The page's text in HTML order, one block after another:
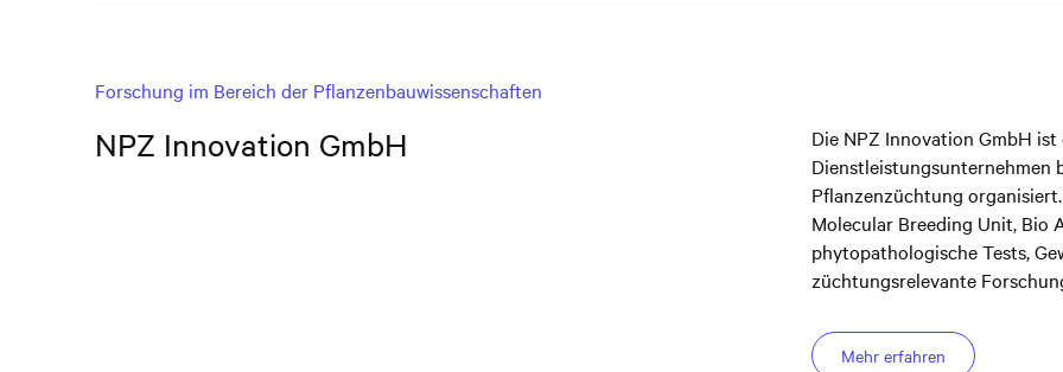
Forschung im Bereich der Pflanzenbauwissenschaften
NPZ Innovation GmbH
Die NPZ Innovation GmbH
Dienstleistungsunternehmen
Pflanzenzüchtung
Molecular Breeding Unit, Bio
phytopathologische Tests,
züchtungsrelevante
Mehr erfahren